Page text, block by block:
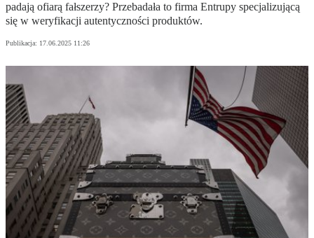
padają ofiarą fałszerzy? Przebadała to firma Entrupy specjalizującą
się w weryfikacji autentyczności produktów.
Publikacja: 17.06.2025 11:26